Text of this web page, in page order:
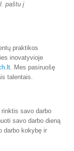
paštu į
praktikos
inovatyvioje
. Mes pasiruošę
talentais.
savo darbo
savo darbo dieną
darbo kokybę ir